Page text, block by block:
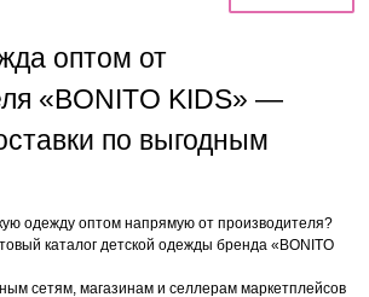
оптом от
«BONITO KIDS» —
по выгодным
одежду оптом напрямую от производителя?
каталог детской одежды бренда «BONITO
сетям, магазинам и селлерам маркетплейсов